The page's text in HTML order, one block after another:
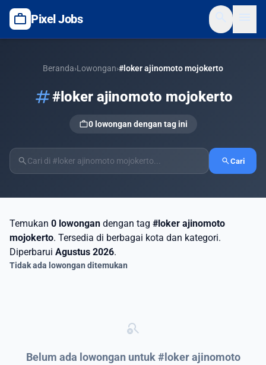
work Pixel Jobs
Beranda›Lowongan›#loker ajinomoto mojokerto
tag#loker ajinomoto mojokerto
work0 lowongan dengan tag ini
search searchCari
Temukan 0 lowongan dengan tag #loker ajinomoto
mojokerto. Tersedia di berbagai kota dan kategori.
Diperbarui Agustus 2026.
Tidak ada lowongan ditemukan
search_off
Belum ada lowongan untuk #loker ajinomoto